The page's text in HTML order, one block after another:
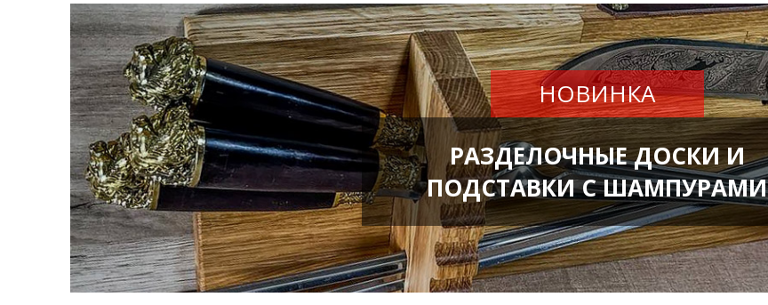
НОВИНКА
РАЗДЕЛОЧНЫЕ ДОСКИ И
ПОДСТАВКИ С ШАМПУРАМИ